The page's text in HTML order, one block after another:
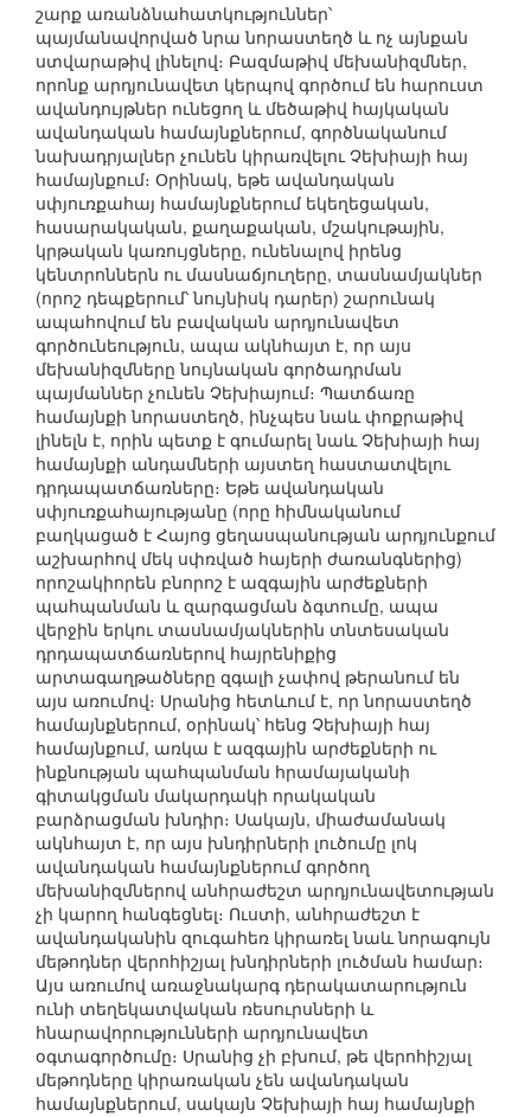
շարք առանձնահատկություններ՝
պայմանավորված նրա նորաստեղծ և ոչ այնքան
ստվարաթիվ լինելով։ Բազմաթիվ մեխանիզմներ,
որոնք արդյունավետ կերպով գործում են հարուստ
ավանդույթներ ունեցող և մեծաթիվ հայկական
ավանդական համայնքներում, գործնականում
նախադրյալներ չունեն կիրառվելու Չեխիայի հայ
համայնքում։ Օրինակ, եթե ավանդական
սփյուռքահայ համայնքներում եկեղեցական,
հասարակական, քաղաքական, մշակութային,
կրթական կառույցները, ունենալով իրենց
կենտրոններն ու մասնաճյուղերը, տասնամյակներ
(որոշ դեպքերում՝ նույնիսկ դարեր) շարունակ
ապահովում են բավական արդյունավետ
գործունեություն, ապա ակնհայտ է, որ այս
մեխանիզմները նույնական գործադրման
պայմաններ չունեն Չեխիայում։ Պատճառը
համայնքի նորաստեղծ, ինչպես նաև փոքրաթիվ
լինելն է, որին պետք է գումարել նաև Չեխիայի հայ
համայնքի անդամների այստեղ հաստատվելու
դրդապատճառները։ Եթե ավանդական
սփյուռքահայությանը (որը հիմնականում
բաղկացած է Հայոց ցեղասպանության արդյունքում
աշխարհով մեկ սփռված հայերի ժառանգներից)
որոշակիորեն բնորոշ է ազգային արժեքների
պահպանման և զարգացման ձգտումը, ապա
վերջին երկու տասնամյակներին տնտեսական
դրդապատճառներով հայրենիքից
արտագաղթածները զգալի չափով թերանում են
այս առումով։ Սրանից հետևում է, որ նորաստեղծ
համայնքներում, օրինակ՝ հենց Չեխիայի հայ
համայնքում, առկա է ազգային արժեքների ու
ինքնության պահպանման հրամայականի
գիտակցման մակարդակի որակական
բարձրացման խնդիր։ Սակայն, միաժամանակ
ակնհայտ է, որ այս խնդիրների լուծումը լոկ
ավանդական համայնքներում գործող
մեխանիզմներով անհրաժեշտ արդյունավետության
չի կարող հանգեցնել։ Ուստի, անհրաժեշտ է
ավանդականին զուգահեռ կիրառել նաև նորագույն
մեթոդներ վերոհիշյալ խնդիրների լուծման համար։
Այս առումով առաջնակարգ դերակատարություն
ունի տեղեկատվական ռեսուրսների և
հնարավորությունների արդյունավետ
օգտագործումը։ Սրանից չի բխում, թե վերոհիշյալ
մեթոդները կիրառական չեն ավանդական
համայնքներում, սակայն Չեխիայի հայ համայնքի